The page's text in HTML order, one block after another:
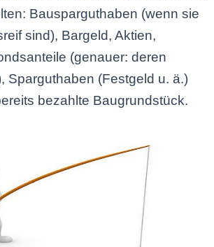
Bausparguthaben (wenn sie
sind), Bargeld, Aktien,
(genauer: deren
Sparguthaben (Festgeld u. ä.)
bezahlte Baugrundstück.